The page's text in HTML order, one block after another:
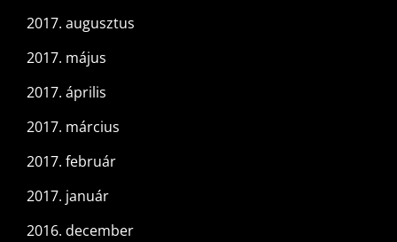
2017. augusztus
2017. május
2017. április
2017. március
2017. február
2017. január
2016. december